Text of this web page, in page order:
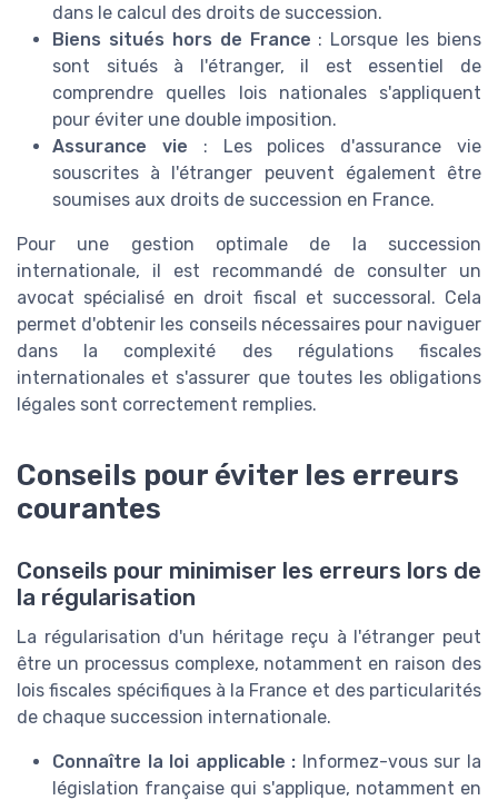
dans le calcul des droits de succession.
Biens situés hors de France : Lorsque les biens
sont situés à l'étranger, il est essentiel de
comprendre quelles lois nationales s'appliquent
pour éviter une double imposition.
Assurance vie : Les polices d'assurance vie
souscrites à l'étranger peuvent également être
soumises aux droits de succession en France.
Pour une gestion optimale de la succession
internationale, il est recommandé de consulter un
avocat spécialisé en droit fiscal et successoral. Cela
permet d'obtenir les conseils nécessaires pour naviguer
dans la complexité des régulations fiscales
internationales et s'assurer que toutes les obligations
légales sont correctement remplies.
Conseils pour éviter les erreurs
courantes
Conseils pour minimiser les erreurs lors de
la régularisation
La régularisation d'un héritage reçu à l'étranger peut
être un processus complexe, notamment en raison des
lois fiscales spécifiques à la France et des particularités
de chaque succession internationale.
Connaître la loi applicable : Informez-vous sur la
législation française qui s'applique, notamment en